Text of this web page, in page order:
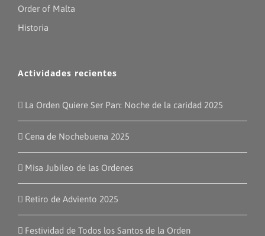
Order of Malta
Historia
Actividades recientes
La Orden Quiere Ser Pan: Noche de la caridad 2025
Cena de Nochebuena 2025
Misa Jubileo de las Ordenes
Retiro de Adviento 2025
Festividad de Todos los Santos de la Orden